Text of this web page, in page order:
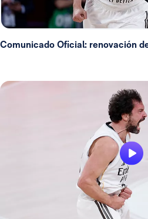
Comunicado Oficial: renovación